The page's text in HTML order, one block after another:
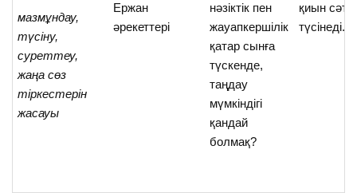
мазмұндау,
түсіну,
суреттеу,
жаңа сөз
тіркестерін
жасауы
Ержан
әрекеттері
нәзіктік пен
жауапкершілік
қатар сынға
түскенде,
таңдау
мүмкіндігі
қандай
болмақ?
қиын сәтті
түсінеді.